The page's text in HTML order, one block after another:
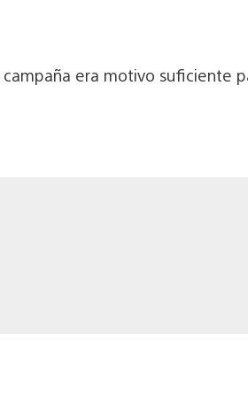
era motivo suficiente